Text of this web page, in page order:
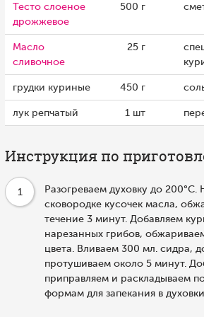
Тесто слоеное
дрожжевое
500 г
Масло
сливочное
25 г
грудки куриные 450 г
лук репчатый 1 шт
Инструкция по
1
Разогреваем духовку до 200°C.
сковородке кусочек масла,
течение 3 минут. Добавляем
нарезанных грибов,
цвета. Вливаем 300 мл. сидра,
протушиваем около 5 минут.
приправляем и раскладываем
формам для запекания в духовки.